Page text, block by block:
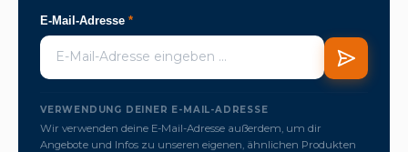
E-Mail-Adresse *
VERWENDUNG DEINER E-MAIL-ADRESSE
Wir verwenden deine E-Mail-Adresse außerdem, um dir
Angebote und Infos zu unseren eigenen, ähnlichen Produkten